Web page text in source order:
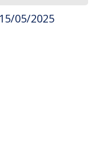
05/2025